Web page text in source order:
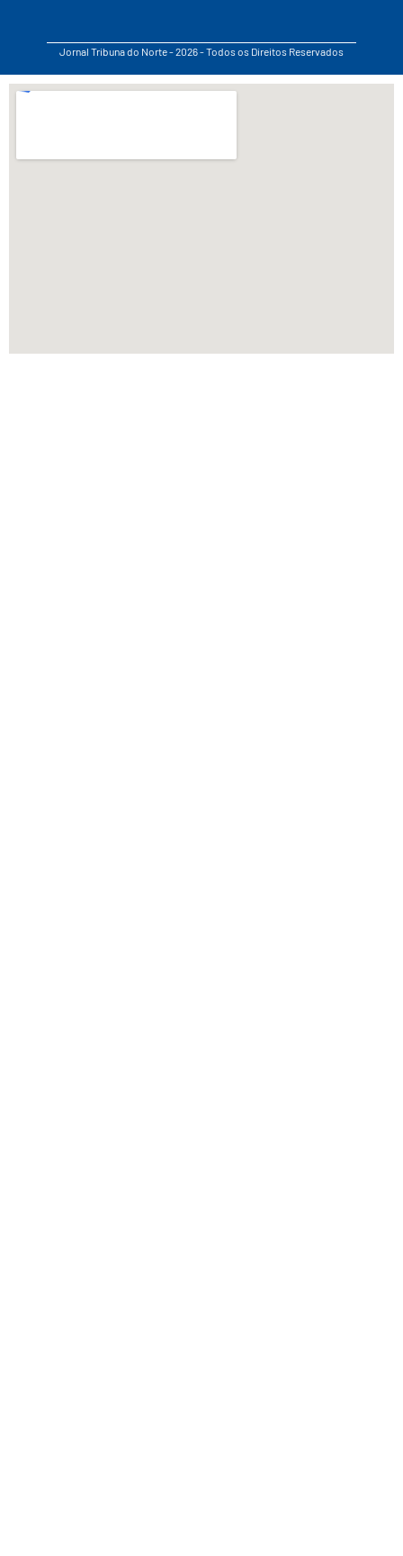
Jornal Tribuna do Norte - 2026 - Todos os Direitos Reservados